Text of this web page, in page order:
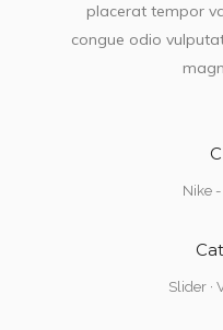
placerat tempor
congue odio
Nike
Slider·